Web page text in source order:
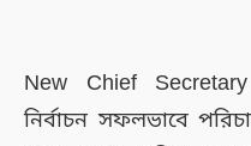
New Chief
নির্বাচন সফলভাবে